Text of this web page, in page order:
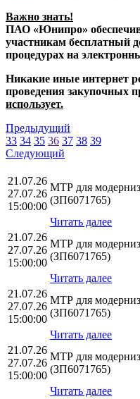
Важно знать!
ПАО «Юнипро»
участникам бесплатный
процедурах на
Никакие иные интернет
проведения закупочных
использует.
Предыдущий
33 34 35 36 37 38 39
Следующий
21.07.26
27.07.26
15:00:00
МТР для
(ЗП6071765)
Читать далее
21.07.26
27.07.26
15:00:00
МТР для
(ЗП6071765)
Читать далее
21.07.26
27.07.26
15:00:00
МТР для
(ЗП6071765)
Читать далее
21.07.26
27.07.26
15:00:00
МТР для
(ЗП6071765)
Читать далее